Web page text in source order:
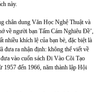
này.
chân dung Văn Học Nghệ Thuật và
về người bạn Tấm Cám Nghiêu Đề’,
nhiều khích lệ của bạn bè, đặc biệt là
đưa ra nhận định: không thể viết về
vào cuốn sách Đi Vào Cõi Tạo
1957 đến 1966, năm thành lập Hội